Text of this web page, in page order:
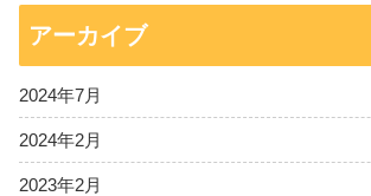
アーカイブ
2024年7月
2024年2月
2023年2月